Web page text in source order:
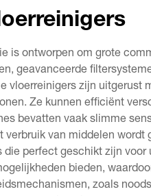
is ontworpen om grote
geavanceerde
vloerreinigers zijn
Ze kunnen efficiënt
bevatten vaak slimme
van middelen wordt
perfect geschikt zijn
bieden,
zoals